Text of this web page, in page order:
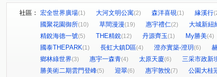
社區： 宏全世界廣場(1) 大河文明公寓(2) 森洋喜硯(1) 緣溪行
國聚花園御所(10) 草間漫漫(19) 惠宇禮仁(2)
大城新紐
精銳海德一號(5) THE精銳(12) 丹源齊玉(1) My勝美(4)
國泰THEPARK(1) 長虹大鎮D區(4) 澄亦實築-澄玥(6)
鄉林綠世界(3) 惠宇一森青(4) 太原天廈(6)
三采市政新
勝美術二期雲門登峰(5) 迎翠(6) 惠宇敦悅(7)
公園大桂